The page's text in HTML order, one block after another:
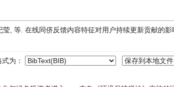
莹, 等. 在线同侪反馈内容特征对用户持续更新贡献
为：